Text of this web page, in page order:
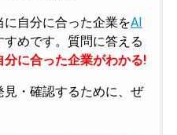
自分に合った企業をAI
すめです。質問に答える
に合った企業がわかる!
・確認するために、ぜ